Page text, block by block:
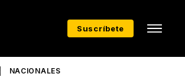
Suscríbete
NACIONALES